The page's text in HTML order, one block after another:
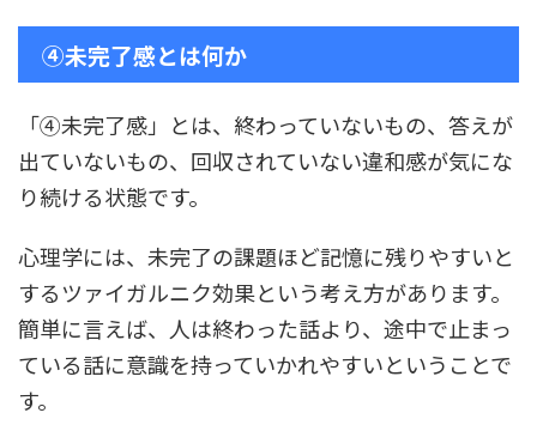
④未完了感とは何か
「④未完了感」とは、終わっていないもの、答えが
出ていないもの、回収されていない違和感が気にな
り続ける状態です。
心理学には、未完了の課題ほど記憶に残りやすいと
するツァイガルニク効果という考え方があります。
簡単に言えば、人は終わった話より、途中で止まっ
ている話に意識を持っていかれやすいということで
す。